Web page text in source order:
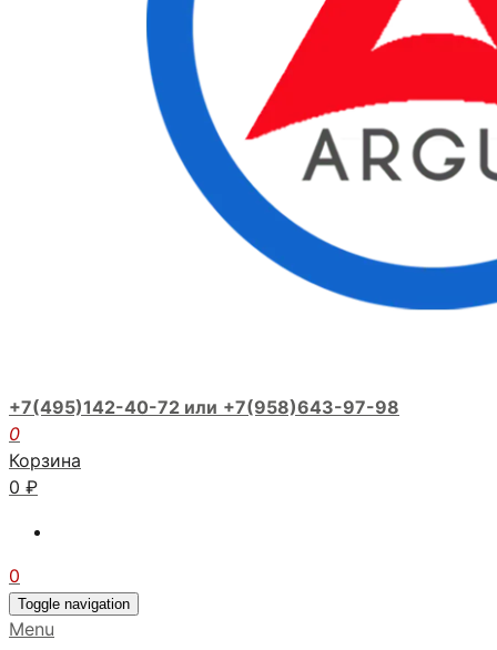
+7(495)142-40-72 или +7(958)643-97-98
0
Корзина
0 ₽
0
Toggle navigation
Menu